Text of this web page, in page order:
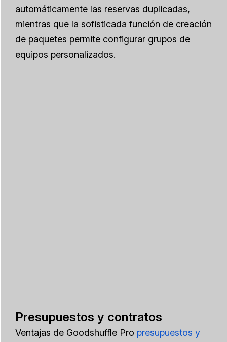
automáticamente las reservas duplicadas,
mientras que la sofisticada función de creación
de paquetes permite configurar grupos de
equipos personalizados.
Presupuestos y contratos
Ventajas de Goodshuffle Pro presupuestos y